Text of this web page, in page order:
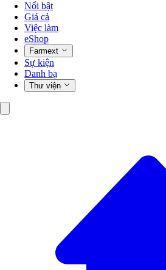
Nổi bật
Giá cả
Việc làm
eShop
Farmext
Sự kiện
Danh bạ
Thư viện